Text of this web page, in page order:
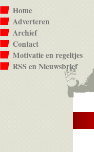
Home
Adverteren
Archief
Contact
Motivatie en regeltjes
RSS en Nieuwsbrief